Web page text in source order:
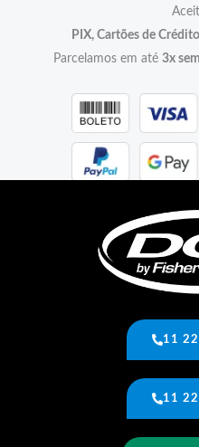
PIX, Cartões de
Parcelamos em até 3x
11
11